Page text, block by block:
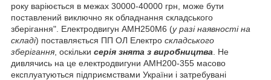
року варіюється в межах 30000-40000 грн, може бути
поставлений виключно як обладнання складського
зберігання". Електродвигун АМН250М6 (у разі наявності на
складі) поставляється ПП ОЛ Електро складського
зберігання , оскільки серія знята з виробництва . Не
дивлячись на це електродвигуни АМН200-355 масово
експлуатуються підприємствами України і затребувані